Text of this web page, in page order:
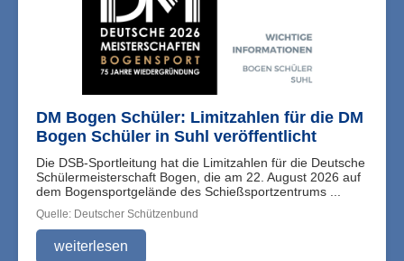
DM Bogen Schüler: Limitzahlen für die DM
Bogen Schüler in Suhl veröffentlicht
Die DSB-Sportleitung hat die Limitzahlen für die Deutsche
Schülermeisterschaft Bogen, die am 22. August 2026 auf
dem Bogensportgelände des Schießsportzentrums ...
Quelle: Deutscher Schützenbund
weiterlesen